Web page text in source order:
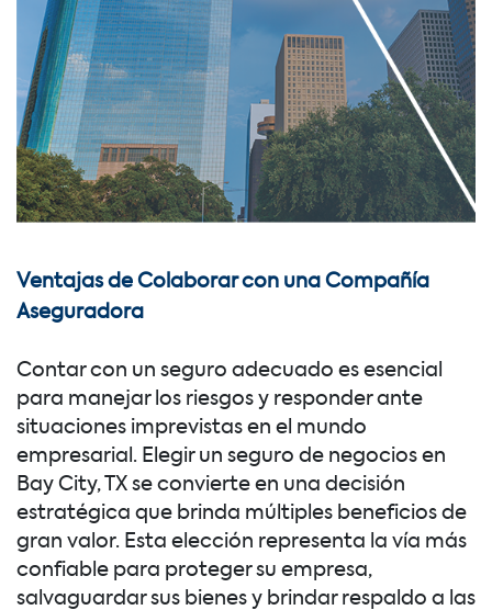
Ventajas de Colaborar con una Compañía
Aseguradora
Contar con un seguro adecuado es esencial
para manejar los riesgos y responder ante
situaciones imprevistas en el mundo
empresarial. Elegir un seguro de negocios en
Bay City, TX se convierte en una decisión
estratégica que brinda múltiples beneficios de
gran valor. Esta elección representa la vía más
confiable para proteger su empresa,
salvaguardar sus bienes y brindar respaldo a las